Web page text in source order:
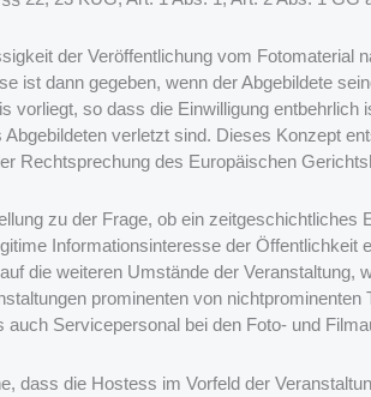
der Veröffentlichung vom Fotomaterial
ist dann gegeben, wenn der Abgebildete
vorliegt, so dass die Einwilligung entbehrlich
Abgebildeten verletzt sind. Dieses Konzept
Rechtsprechung des Europäischen
zu der Frage, ob ein zeitgeschichtliches
Informationsinteresse der Öffentlichkeit
die weiteren Umstände der Veranstaltung,
prominenten von
Servicepersonal bei den Foto- und
dass die Hostess im Vorfeld der